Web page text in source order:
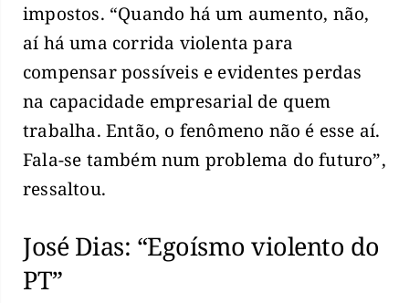
impostos. “Quando há um aumento, não,
aí há uma corrida violenta para
compensar possíveis e evidentes perdas
na capacidade empresarial de quem
trabalha. Então, o fenômeno não é esse aí.
Fala-se também num problema do futuro”,
ressaltou.
José Dias: “Egoísmo violento do
PT”